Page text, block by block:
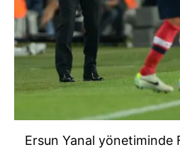
Ersun Yanal yönetiminde